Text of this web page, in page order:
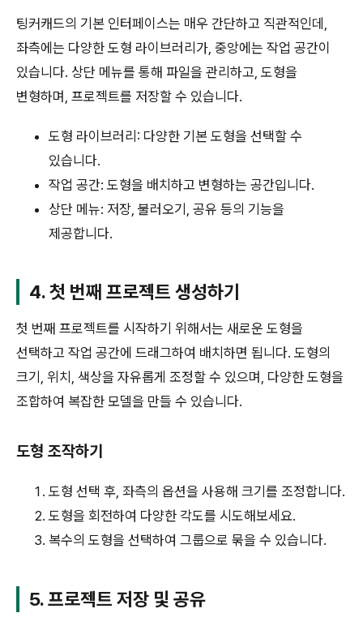
팅커캐드의 기본 인터페이스는 매우 간단하고 직관적인데,
좌측에는 다양한 도형 라이브러리가, 중앙에는 작업 공간이
있습니다. 상단 메뉴를 통해 파일을 관리하고, 도형을
변형하며, 프로젝트를 저장할 수 있습니다.
도형 라이브러리: 다양한 기본 도형을 선택할 수
있습니다.
작업 공간: 도형을 배치하고 변형하는 공간입니다.
상단 메뉴: 저장, 불러오기, 공유 등의 기능을
제공합니다.
4. 첫 번째 프로젝트 생성하기
첫 번째 프로젝트를 시작하기 위해서는 새로운 도형을
선택하고 작업 공간에 드래그하여 배치하면 됩니다. 도형의
크기, 위치, 색상을 자유롭게 조정할 수 있으며, 다양한 도형을
조합하여 복잡한 모델을 만들 수 있습니다.
도형 조작하기
도형 선택 후, 좌측의 옵션을 사용해 크기를 조정합니다.
도형을 회전하여 다양한 각도를 시도해보세요.
복수의 도형을 선택하여 그룹으로 묶을 수 있습니다.
5. 프로젝트 저장 및 공유